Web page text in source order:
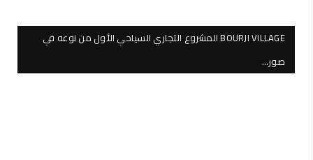
BOURJI VILLAGE المشروع التجاري السياحي الأول من نوعه في
صور…